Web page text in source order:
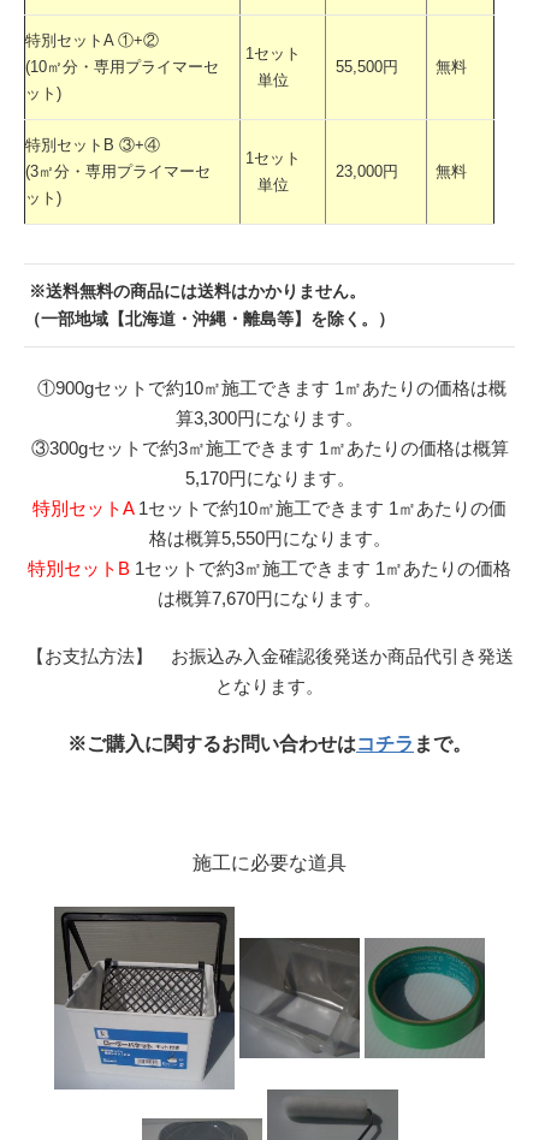
特別セットA ①+②
(10㎡分・専用プライマーセ
ット)
1セット
単位
55,500円 無料
特別セットB ③+④
(3㎡分・専用プライマーセ
ット)
1セット
単位
23,000円 無料
※送料無料の商品には送料はかかりません。
（一部地域【北海道・沖縄・離島等】を除く。）
①900gセットで約10㎡施工できます 1㎡あたりの価格は概
算3,300円になります。
③300gセットで約3㎡施工できます 1㎡あたりの価格は概算
5,170円になります。
特別セットA1セットで約10㎡施工できます 1㎡あたりの価
格は概算5,550円になります。
特別セットB 1セットで約3㎡施工できます 1㎡あたりの価格
は概算7,670円になります。
【お支払方法】 お振込み入金確認後発送か商品代引き発送
となります。
※ご購入に関するお問い合わせはコチラ まで。
施工に必要な道具